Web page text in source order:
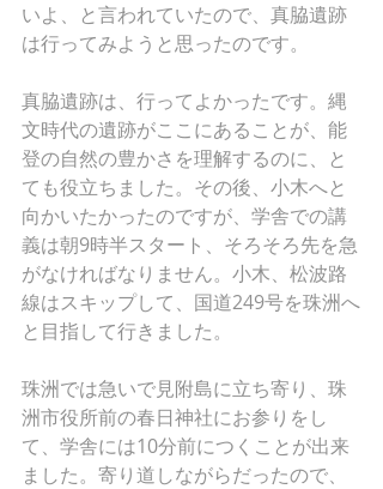
いよ、と言われていたので、真脇遺跡
は行ってみようと思ったのです。
真脇遺跡は、行ってよかったです。縄
文時代の遺跡がここにあることが、能
登の自然の豊かさを理解するのに、と
ても役立ちました。その後、小木へと
向かいたかったのですが、学舎での講
義は朝9時半スタート、そろそろ先を急
がなければなりません。小木、松波路
線はスキップして、国道249号を珠洲へ
と目指して行きました。
珠洲では急いで見附島に立ち寄り、珠
洲市役所前の春日神社にお参りをし
て、学舎には10分前につくことが出来
ました。寄り道しながらだったので、